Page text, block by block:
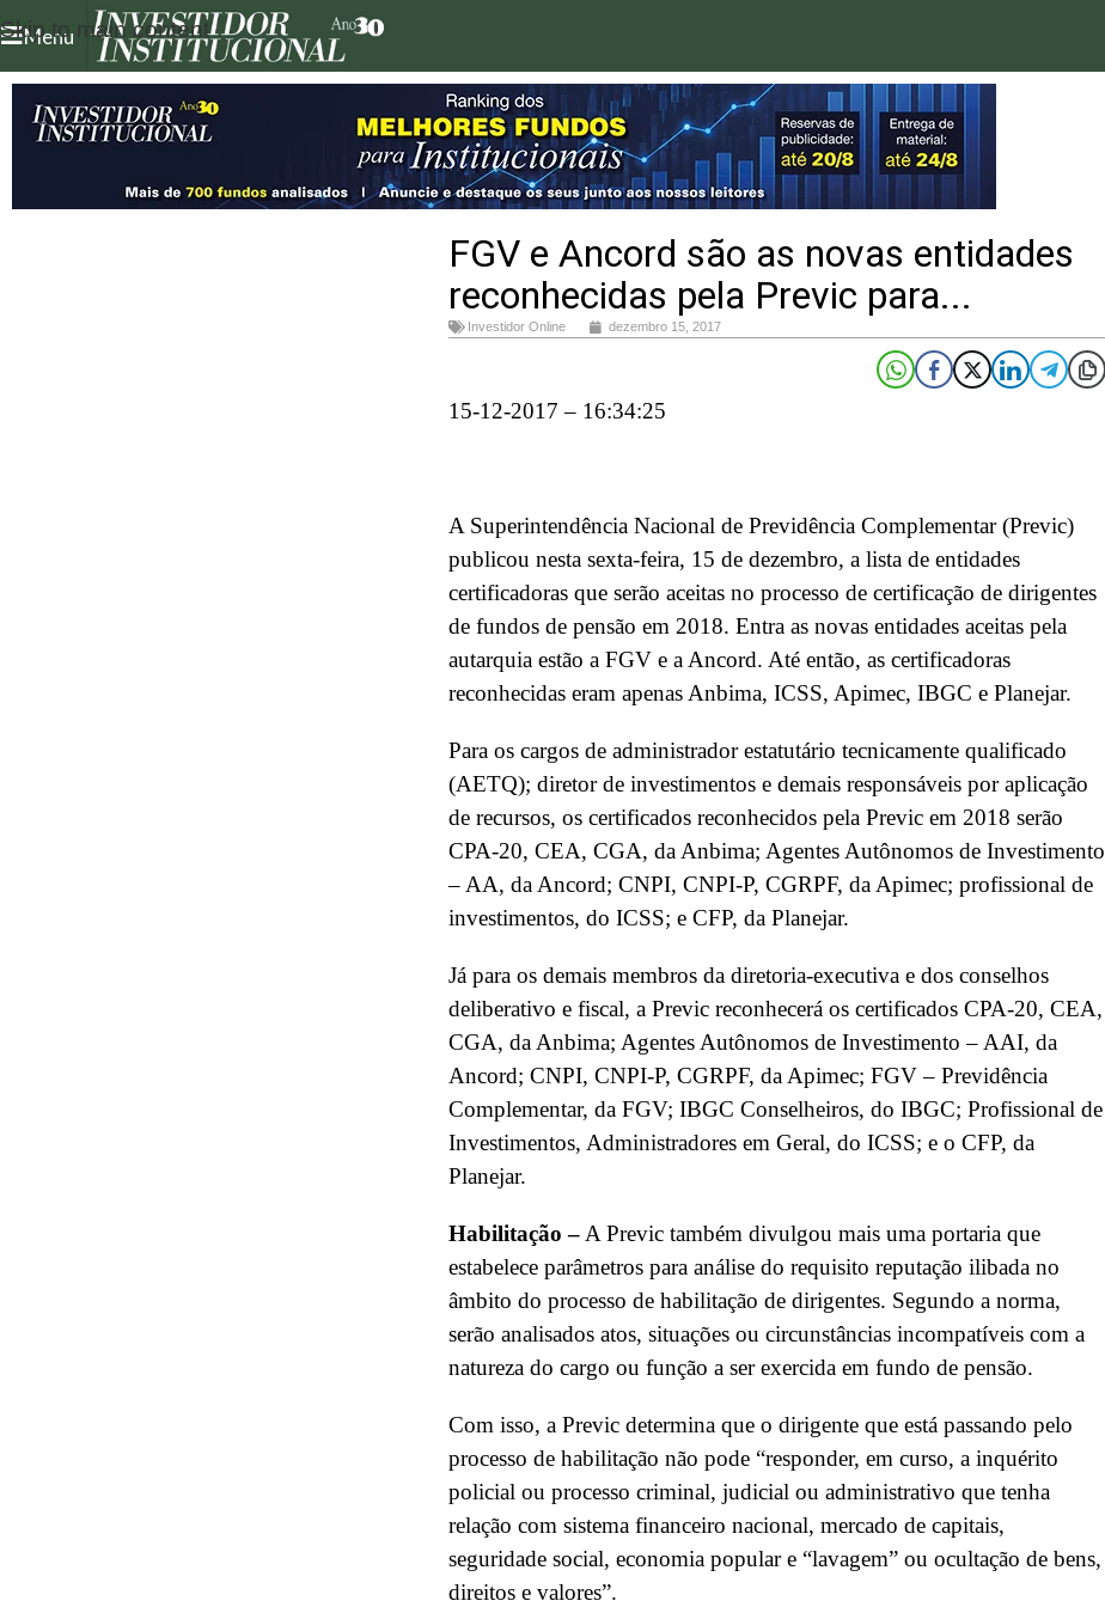
Skip to main content
Menu
FGV e Ancord são as novas entidades
reconhecidas pela Previc para...
Investidor Online dezembro 15, 2017
15-12-2017 – 16:34:25
A Superintendência Nacional de Previdência Complementar (Previc)
publicou nesta sexta-feira, 15 de dezembro, a lista de entidades
certificadoras que serão aceitas no processo de certificação de dirigentes
de fundos de pensão em 2018. Entra as novas entidades aceitas pela
autarquia estão a FGV e a Ancord. Até então, as certificadoras
reconhecidas eram apenas Anbima, ICSS, Apimec, IBGC e Planejar.
Para os cargos de administrador estatutário tecnicamente qualificado
(AETQ); diretor de investimentos e demais responsáveis por aplicação
de recursos, os certificados reconhecidos pela Previc em 2018 serão
CPA-20, CEA, CGA, da Anbima; Agentes Autônomos de Investimento
– AA, da Ancord; CNPI, CNPI-P, CGRPF, da Apimec; profissional de
investimentos, do ICSS; e CFP, da Planejar.
Já para os demais membros da diretoria-executiva e dos conselhos
deliberativo e fiscal, a Previc reconhecerá os certificados CPA-20, CEA,
CGA, da Anbima; Agentes Autônomos de Investimento – AAI, da
Ancord; CNPI, CNPI-P, CGRPF, da Apimec; FGV – Previdência
Complementar, da FGV; IBGC Conselheiros, do IBGC; Profissional de
Investimentos, Administradores em Geral, do ICSS; e o CFP, da
Planejar.
Habilitação – A Previc também divulgou mais uma portaria que
estabelece parâmetros para análise do requisito reputação ilibada no
âmbito do processo de habilitação de dirigentes. Segundo a norma,
serão analisados atos, situações ou circunstâncias incompatíveis com a
natureza do cargo ou função a ser exercida em fundo de pensão.
Com isso, a Previc determina que o dirigente que está passando pelo
processo de habilitação não pode “responder, em curso, a inquérito
policial ou processo criminal, judicial ou administrativo que tenha
relação com sistema financeiro nacional, mercado de capitais,
seguridade social, economia popular e “lavagem” ou ocultação de bens,
direitos e valores”.